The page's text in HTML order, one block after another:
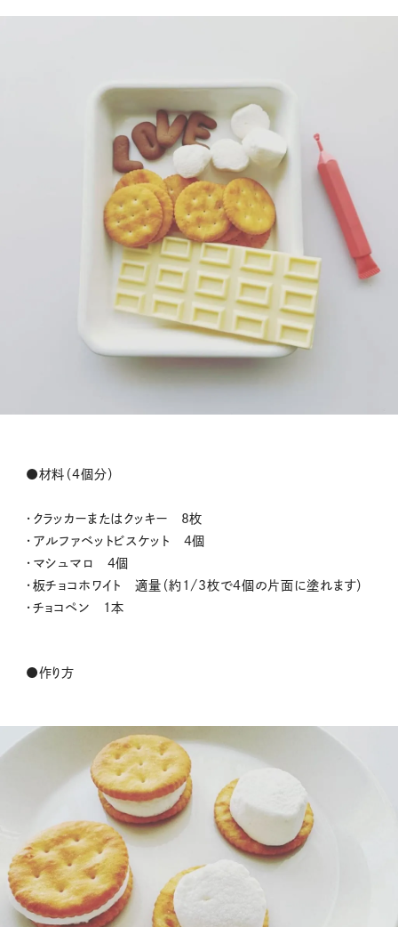
●材料（4個分）
・クラッカーまたはクッキー 8枚
・アルファベットビスケット 4個
・マシュマロ 4個
・板チョコホワイト 適量（約1/3枚で4個の片面に塗れます）
・チョコペン 1本
●作り方